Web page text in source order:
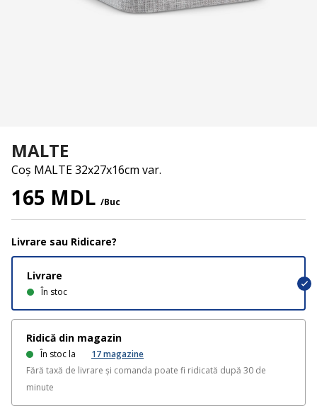
MALTE
Coș MALTE 32x27x16cm var.
165 MDL /Buc
Livrare sau Ridicare?
Livrare
În stoc
Ridică din magazin
În stoc la 17magazine
Fără taxă de livrare și comanda poate fi ridicată după 30 de
minute